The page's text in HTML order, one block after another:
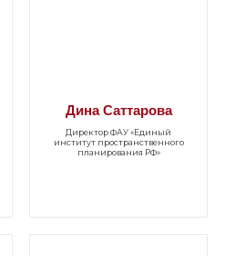
Дина Саттарова
Директор ФАУ «Единый
институт пространственного
планирования РФ»